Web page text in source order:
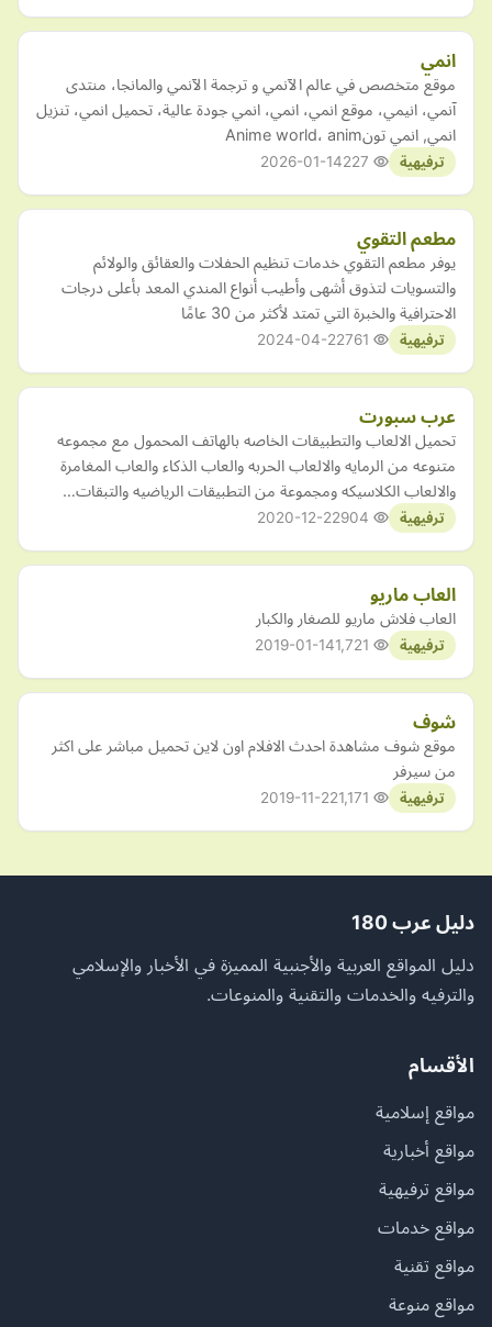
انمي
موقع متخصص في عالم الآنمي و ترجمة الآنمي والمانجا، منتدى
آنمي، انيمي، موقع انمي، انمي، انمي جودة عالية، تحميل انمي، تنزيل
انمي, انمي تونAnime world، anim
ترفيهية 2026-01-14
مطعم التقوي
يوفر مطعم التقوي خدمات تنظيم الحفلات والعقائق والولائم
والتسويات لتذوق أشهى وأطيب أنواع المندي المعد بأعلى درجات
الاحترافية والخبرة التي تمتد لأكثر من 30 عامًا
ترفيهية 2024-04-22
عرب سبورت
تحميل الالعاب والتطبيقات الخاصه بالهاتف المحمول مع مجموعه
متنوعه من الرمايه والالعاب الحربه والعاب الذكاء والعاب المغامرة
والالعاب الكلاسيكه ومجموعة من التطبيقات الرياضيه والتبقات…
ترفيهية 2020-12-22
العاب ماريو
العاب فلاش ماريو للصغار والكبار
ترفيهية 2019-01-14
شوف
موقع شوف مشاهدة احدث الافلام اون لاين تحميل مباشر على اكثر
من سيرفر
ترفيهية 2019-11-22
دليل عرب 180
دليل المواقع العربية والأجنبية المميزة في الأخبار والإسلامي
والترفيه والخدمات والتقنية والمنوعات.
الأقسام
مواقع إسلامية
مواقع أخبارية
مواقع ترفيهية
مواقع خدمات
مواقع تقنية
مواقع منوعة